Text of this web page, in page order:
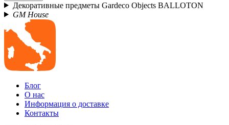
Декоративные предметы Gardeco Objects BALLOTON
GM House
Блог
О нас
Информация о доставке
Контакты